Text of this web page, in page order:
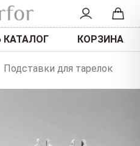
КАТАЛОГ КОРЗИНА
Подставки для тарелок